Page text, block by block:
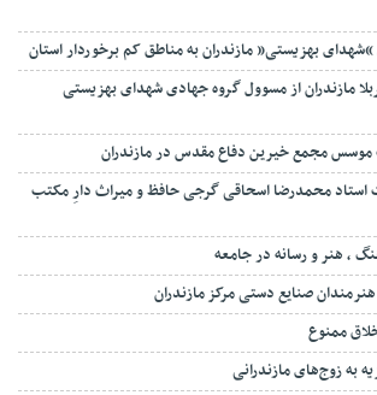
مازندران از مسوول گروه جهادی شهدای بهزیستی
مجمع خیرین دفاع مقدس در مازندران
استاد محمدرضا اسحاقی گرجی حافظ و میراث دارِ مکتب
، هنر و رسانه در جامعه
هنرمندان صنایع دستی مرکز مازندران
ممنوع
به زوج‌های مازندرانی